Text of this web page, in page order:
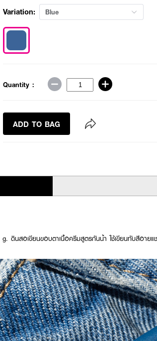
Variation: Blue
Quantity :
ADD TO BAG
ดินสอเขียนขอบตาเนื้อครีมสูตรกันน้ำ ใช้เขียนทับสีอายแ